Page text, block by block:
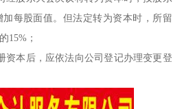
每股面值。但法定转为资本时，所留
15%；
资本后，应依法向公司登记办理变更登